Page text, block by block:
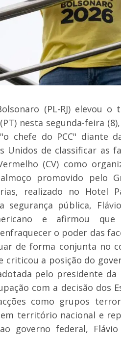
(PL-RJ) elevou
nesta segunda-feira
chefe do PCC" diante
Unidos de classificar as
(CV) como
promovido pelo
realizado no Hotel
segurança pública,
e afirmou
o poder das
de forma conjunta no
criticou a posição do
pelo presidente
com a decisão dos
como grupos
território nacional e
governo federal,